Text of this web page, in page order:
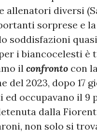
allenatori diversi
sorprese e la
soddisfazioni quasi
i biancocelesti è
il confronto con
del 2023, dopo 17
occupavano il 9
dalla
non solo si